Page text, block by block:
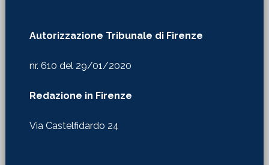
Autorizzazione Tribunale di Firenze
nr. 610 del 29/01/2020
Redazione in Firenze
Via Castelfidardo 24